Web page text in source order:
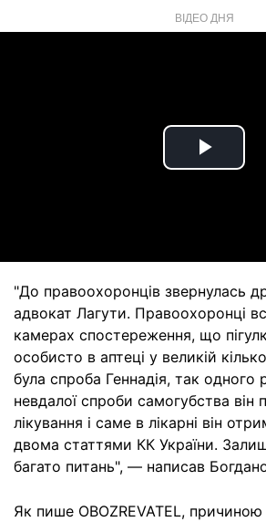
ВІДЕО ДНЯ
Play
"До правоохоронців звернулась
адвокат Лагути. Правоохоронці
камерах спостереження, що
особисто в аптеці у великій
була спроба Геннадія, так одного
невдалої спроби самогубства він
лікування і саме в лікарні він
двома статтями КК України.
багато питань", — написав
Як пише OBOZREVATEL, причиною